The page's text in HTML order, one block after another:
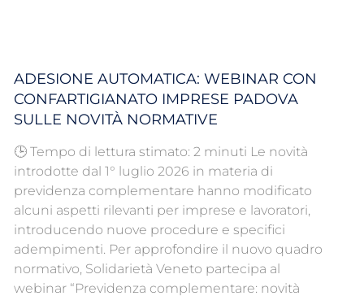
ADESIONE AUTOMATICA: WEBINAR CON
CONFARTIGIANATO IMPRESE PADOVA
SULLE NOVITÀ NORMATIVE
🕒 Tempo di lettura stimato: 2 minuti Le novità
introdotte dal 1° luglio 2026 in materia di
previdenza complementare hanno modificato
alcuni aspetti rilevanti per imprese e lavoratori,
introducendo nuove procedure e specifici
adempimenti. Per approfondire il nuovo quadro
normativo, Solidarietà Veneto partecipa al
webinar “Previdenza complementare: novità